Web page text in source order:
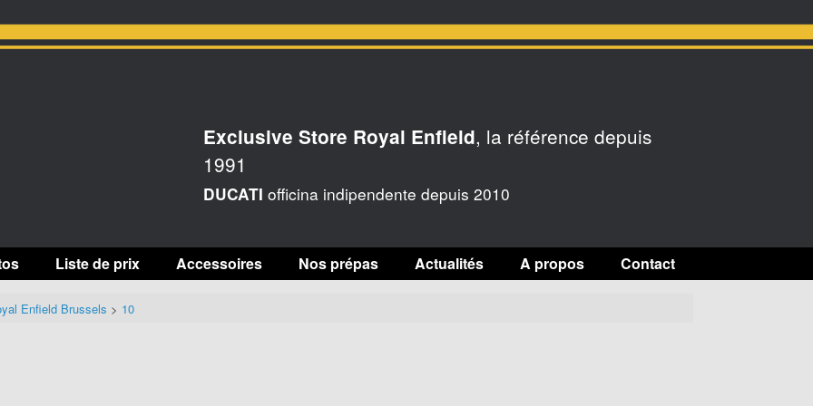
Exclusive Store Royal Enfield, la référence depuis
1991
DUCATI officina indipendente depuis 2010
Liste de prix Accessoires Nos prépas Actualités A propos Contact
Enfield Brussels > 10